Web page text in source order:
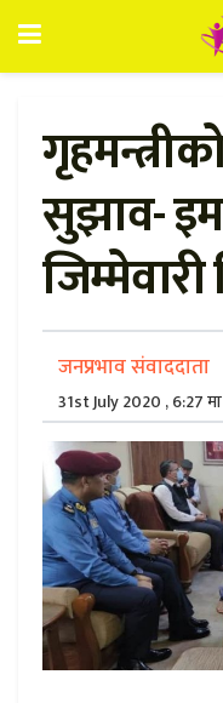
सुझाव-
जिम्मेवारी
जनप्रभाव संवाददाता
31st July 2020 , 6:27 मा